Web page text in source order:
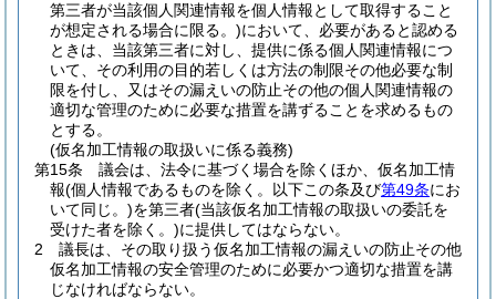
第三者が当該個人関連情報を個人情報として取得すること
が想定される場合に限る。)において、必要があると認める
ときは、当該第三者に対し、提供に係る個人関連情報につ
いて、その利用の目的若しくは方法の制限その他必要な制
限を付し、又はその漏えいの防止その他の個人関連情報の
適切な管理のために必要な措置を講ずることを求めるもの
とする。
(仮名加工情報の取扱いに係る義務)
第15条
議会は、法令に基づく場合を除くほか、仮名加工情
報(個人情報であるものを除く。以下この条及び第49条にお
いて同じ。)を第三者(当該仮名加工情報の取扱いの委託を
受けた者を除く。)に提供してはならない。
2
議長は、その取り扱う仮名加工情報の漏えいの防止その他
仮名加工情報の安全管理のために必要かつ適切な措置を講
じなければならない。